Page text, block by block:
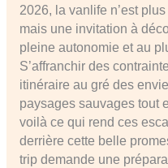
2026, la vanlife n’est
mais une invitation à
pleine autonomie et au
S’affranchir des
itinéraire au gré des
paysages sauvages tout
voilà ce qui rend ces
derrière cette belle
trip demande une